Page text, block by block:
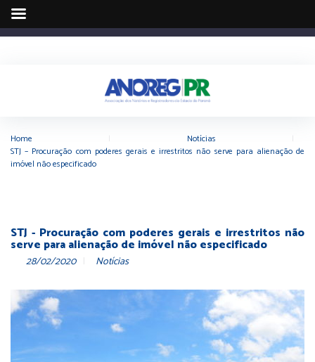
Home Notícias
STJ – Procuração com poderes gerais e irrestritos não serve para alienação de
imóvel não especificado
STJ - Procuração com poderes gerais e irrestritos não
serve para alienação de imóvel não especificado
28/02/2020 Notícias